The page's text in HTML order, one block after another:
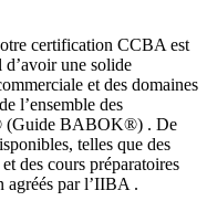
certification CCBA est
d’avoir une solide
et des domaines
l’ensemble des
(Guide BABOK®) . De
telles que des
des cours préparatoires
agréés par l’IIBA .